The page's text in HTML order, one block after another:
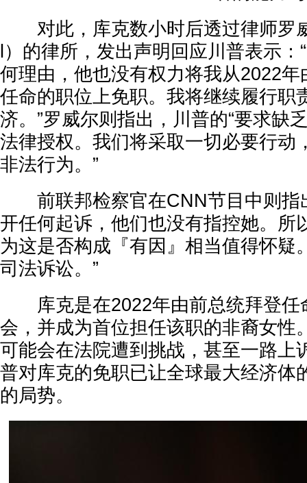
对此，库克数小时后透过律师罗
l）的律所，发出声明回应川普表示
何理由，他也没有权力将我从2022
任命的职位上免职。我将继续履行职
济。”罗威尔则指出，川普的“要求缺
法律授权。我们将采取一切必要行动
非法行为。”
前联邦检察官在CNN节目中则指
开任何起诉，他们也没有指控她。所
为这是否构成『有因』相当值得怀疑
司法诉讼。”
库克是在2022年由前总统拜登任
会，并成为首位担任该职的非裔女性
可能会在法院遭到挑战，甚至一路上
普对库克的免职已让全球最大经济体
的局势。